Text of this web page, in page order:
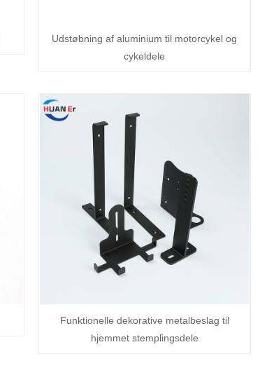
Udstøbning af aluminium til motorcykel og
cykeldele
Funktionelle dekorative metalbeslag til
hjemmet stemplingsdele